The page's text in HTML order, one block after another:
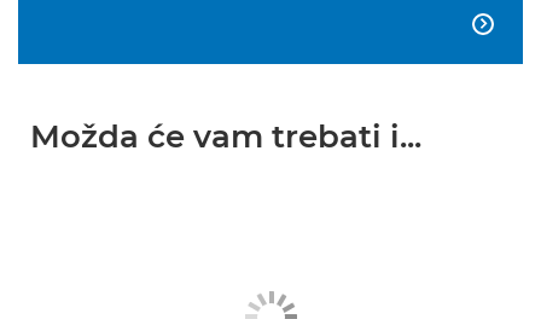

Možda će vam trebati i...